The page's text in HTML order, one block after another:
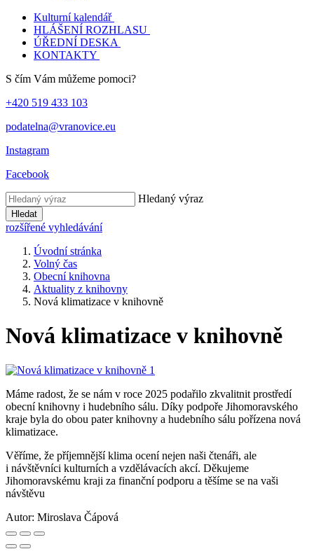
Kulturní kalendář
HLÁŠENÍ ROZHLASU
ÚŘEDNÍ DESKA
KONTAKTY
S čím Vám můžeme pomoci?
+420 519 433 103
podatelna@vranovice.eu
Instagram
Facebook
Hledaný výraz
Hledat
rozšířené vyhledávání
Úvodní stránka
Volný čas
Obecní knihovna
Aktuality z knihovny
Nová klimatizace v knihovně
Nová klimatizace v knihovně
Máme radost, že se nám v roce 2025 podařilo zkvalitnit prostředí
obecní knihovny i hudebního sálu. Díky podpoře Jihomoravského
kraje byla do obou pater knihovny a hudebního sálu pořízena nová
klimatizace.
Věříme, že příjemnější klima ocení nejen naši čtenáři, ale
i návštěvníci kulturních a vzdělávacích akcí. Děkujeme
Jihomoravskému kraji za finanční podporu a těšíme se na vaši
návštěvu
Autor: Miroslava Čápová